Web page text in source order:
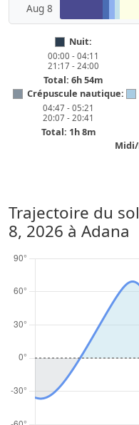
Aug 8
Nuit:
00:00 - 04:11
21:17 - 24:00
Total: 6h 54m
Crépuscule nautique:
04:47 - 05:21
20:07 - 20:41
Total: 1h 8m
Trajectoire du
8, 2026 à Adana